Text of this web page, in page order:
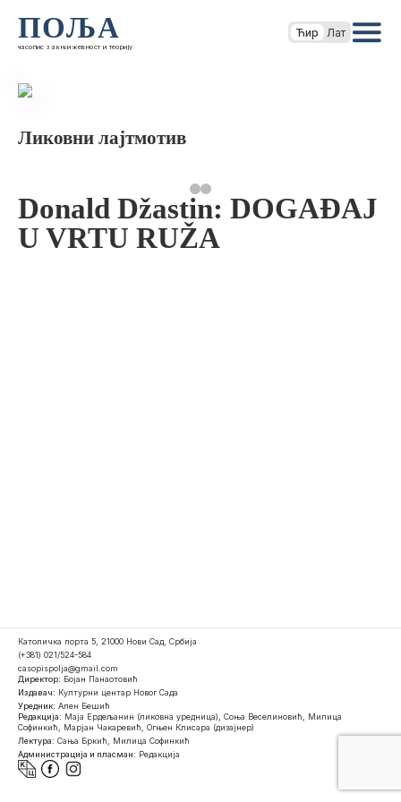
ПОЉА
часопис за књижевност и теорију
Ћир Лат
Ликовни лајтмотив
Donald Džastin: DOGAĐAJ
U VRTU RUŽA
Католичка порта 5, 21000 Нови Сад, Србија
(+381) 021/524-584
casopispolja@gmail.com
Директор: Бојан Панаотовић
Издавач: Културни центар Новог Сада
Уредник: Ален Бешић
Редакција: Маја Ердељанин (ликовна уредница), Соња Веселиновић, Милица
Софинкић, Марјан Чакаревић, Огњен Клисара (дизајнер)
Лектура: Сања Бркић, Милица Софинкић
Администрација и пласман: Редакција